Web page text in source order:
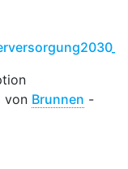
von Brunnen -